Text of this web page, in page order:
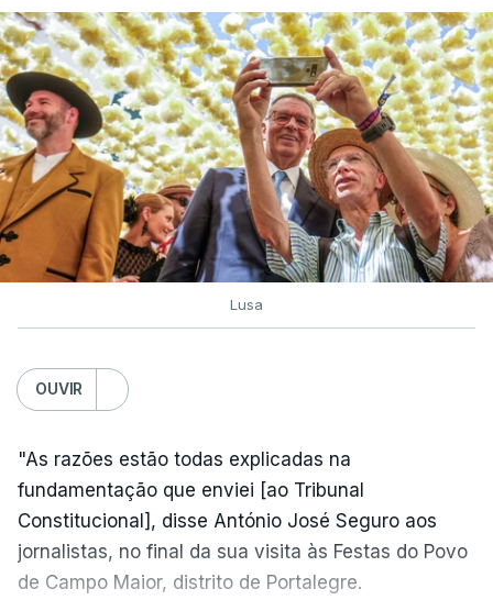
Lusa
OUVIR
"As razões estão todas explicadas na
fundamentação que enviei [ao Tribunal
Constitucional], disse António José Seguro aos
jornalistas, no final da sua visita às Festas do Povo
de Campo Maior, distrito de Portalegre.